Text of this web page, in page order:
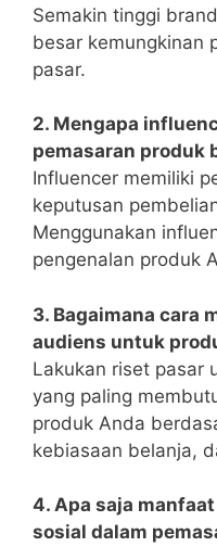
Semakin tinggi
besar kemungkinan
pasar.
2. Mengapa
pemasaran produk
Influencer memiliki
keputusan
Menggunakan
pengenalan produk
3. Bagaimana cara
audiens untuk
Lakukan riset pasar
yang paling
produk Anda
kebiasaan belanja,
4. Apa saja
sosial dalam